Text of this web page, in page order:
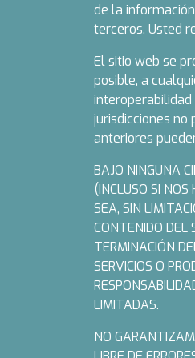
de la
terceros. Usted
El sitio web se
posible, a
jurisdicciones no
anteriores
BAJO NINGUNA
(INCLUSO SI
SEA, SIN
CONTENIDO DEL
TERMINACIÓN
SERVICIOS O
LIMITADAS.
NO